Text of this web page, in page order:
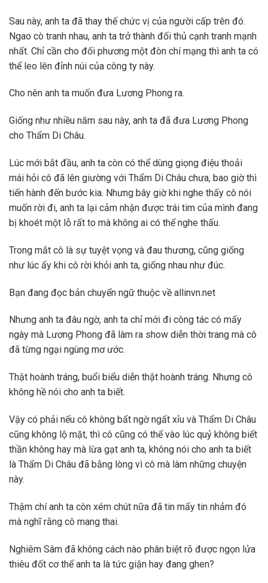
Sau này, anh ta đã thay thế chức vị của người cấp trên đó.
Ngao cò tranh nhau, anh ta trở thành đối thủ cạnh tranh mạnh
nhất. Chỉ cần cho đối phương một đòn chí mạng thì anh ta có
thể leo lên đỉnh núi của công ty này.
Cho nên anh ta muốn đưa Lương Phong ra.
Giống như nhiều năm sau này, anh ta đã đưa Lương Phong
cho Thẩm Di Châu.
Lúc mới bắt đầu, anh ta còn có thể dùng giọng điệu thoải
mái hỏi cô đã lên giường với Thẩm Di Châu chưa, bao giờ thì
tiến hành đến bước kia. Nhưng bây giờ khi nghe thấy cô nói
muốn rời đi, anh ta lại cảm nhận được trái tim của mình đang
bị khoét một lỗ rất to mà không ai có thể nghe thấu.
Trong mắt cô là sự tuyệt vọng và đau thương, cũng giống
như lúc ấy khi cô rời khỏi anh ta, giống nhau như đúc.
Bạn đang đọc bản chuyển ngữ thuộc về allinvn.net
Nhưng anh ta đâu ngờ, anh ta chỉ mới đi công tác có mấy
ngày mà Lương Phong đã làm ra show diễn thời trang mà cô
đã từng ngại ngùng mơ ước.
Thật hoành tráng, buổi biểu diễn thật hoành tráng. Nhưng cô
không hề nói cho anh ta biết.
Vậy có phải nếu cô không bất ngờ ngất xỉu và Thẩm Di Châu
cũng không lộ mặt, thì cô cũng có thể vào lúc quỷ không biết
thần không hay mà lừa gạt anh ta, không nói cho anh ta biết
là Thẩm Di Châu đã bằng lòng vì cô mà làm những chuyện
này.
Thậm chí anh ta còn xém chút nữa đã tin mấy tin nhảm đó
mà nghĩ rằng cô mang thai.
Nghiêm Sâm đã không cách nào phân biệt rõ được ngọn lửa
thiêu đốt cơ thể anh ta là tức giận hay đang ghen?